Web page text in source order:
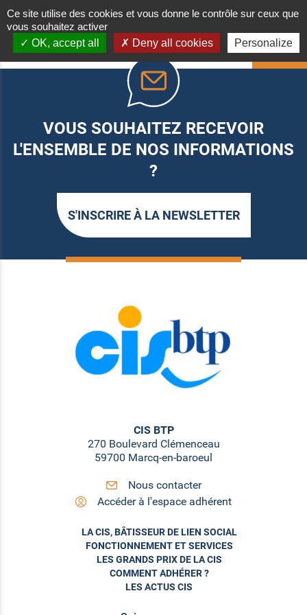
HAUT
VOUS SOUHAITEZ RECEVOIR
L'ENSEMBLE DE NOS INFORMATIONS
?
S'INSCRIRE À LA NEWSLETTER
CIS BTP
270 Boulevard Clémenceau
59700 Marcq-en-baroeul
Nous contacter
Accéder à l'espace adhérent
LA CIS, BÂTISSEUR DE LIEN SOCIAL
FONCTIONNEMENT ET SERVICES
LES GRANDS PRIX DE LA CIS
COMMENT ADHÉRER ?
LES ACTUS CIS
Ce site utilise des cookies et vous donne le contrôle sur ceux que
vous souhaitez activer
OK, accept all
Deny all cookies Personalize